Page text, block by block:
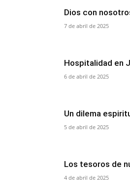
Dios con
7 de abril de 2025
Hospitalidad en
6 de abril de 2025
Un dilema
5 de abril de 2025
Los tesoros de
4 de abril de 2025